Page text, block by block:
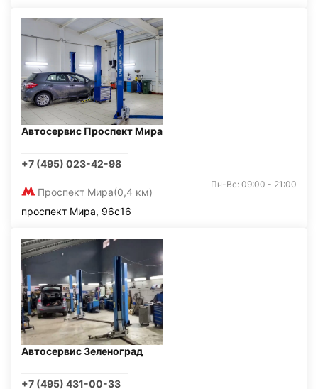
Автосервис Проспект Мира
+7 (495) 023-42-98
Проспект Мира(0,4 км)
Пн-Вс: 09:00 - 21:00
проспект Мира, 96с16
Автосервис Зеленоград
+7 (495) 431-00-33